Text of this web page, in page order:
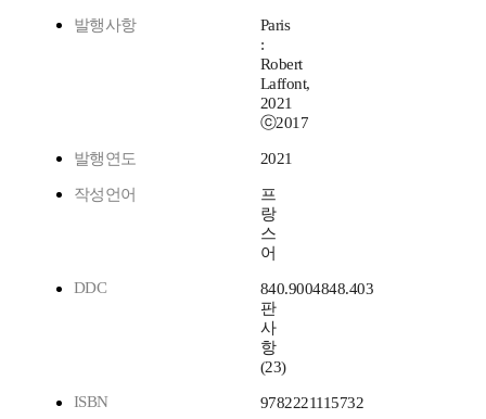
발행사항
Paris
:
Robert
Laffont,
2021
ⓒ2017
발행연도 2021
작성언어
프
랑
스
어
DDC
840.9004848.403
판
사
항
(23)
ISBN
9782221115732